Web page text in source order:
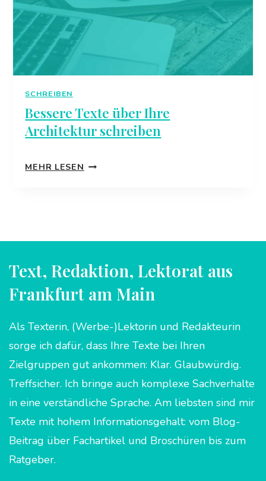
SCHREIBEN
Bessere Texte über Ihre
Architektur schreiben
MEHR LESEN BESSERE
Text, Redaktion, Lektorat aus
Frankfurt am Main
Als Texterin, (Werbe-)Lektorin und Redakteurin
sorge ich dafür, dass Ihre Texte bei Ihren
Zielgruppen gut ankommen: Klar. Glaubwürdig.
Treffsicher. Ich bringe auch komplexe Sachverhalte
in eine verständliche Sprache. Am liebsten sind mir
Texte mit hohem Informationsgehalt: vom Blog-
Beitrag über Fachartikel und Broschüren bis zum
Ratgeber.